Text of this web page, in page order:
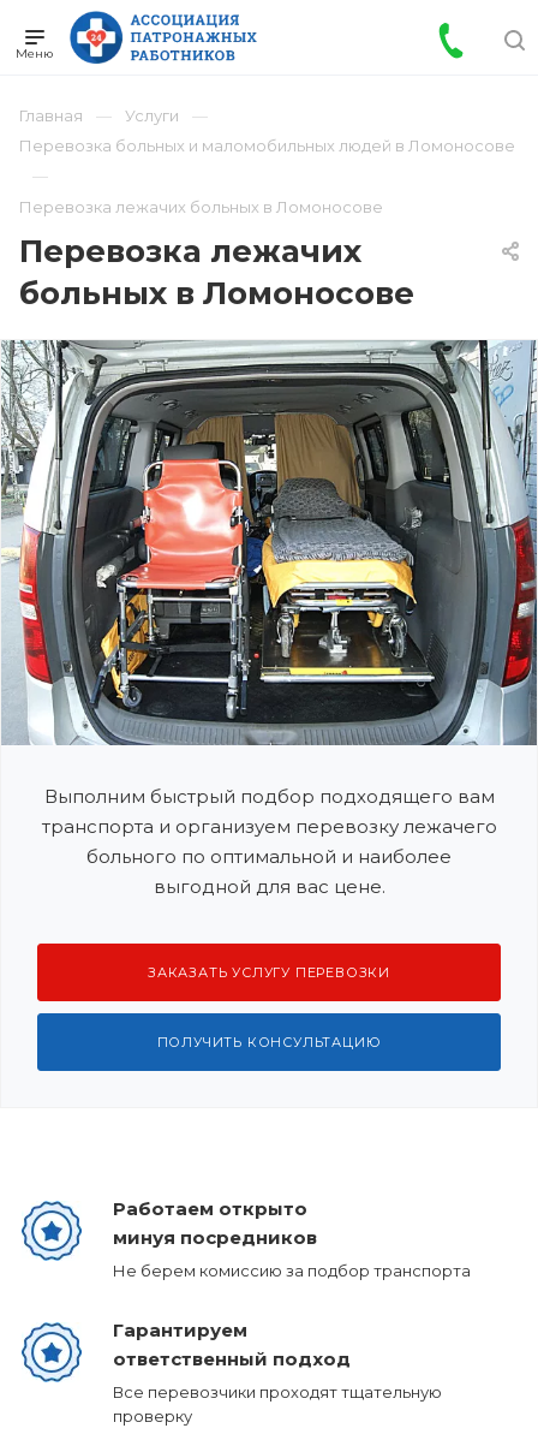
Главная
Услуги
Перевозка больных и маломобильных людей в Ломоносове
Перевозка лежачих больных в Ломоносове
Перевозка лежачих
больных в Ломоносове
Выполним быстрый подбор подходящего вам
транспорта и организуем перевозку лежачего
больного по оптимальной и наиболее
выгодной для вас цене.
ЗАКАЗАТЬ УСЛУГУ ПЕРЕВОЗКИ
ПОЛУЧИТЬ КОНСУЛЬТАЦИЮ
Работаем открыто
минуя посредников
Не берем комиссию за подбор транспорта
Гарантируем
ответственный подход
Все перевозчики проходят тщательную
проверку